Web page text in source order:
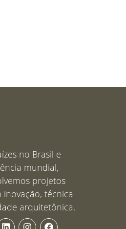
no Brasil e
mundial,
projetos
técnica
arquitetônica.